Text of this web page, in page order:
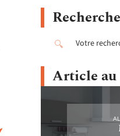
Recherche
Article au